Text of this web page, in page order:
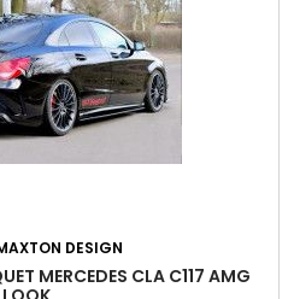
DESIGN
MERCEDES CLA C117 AMG